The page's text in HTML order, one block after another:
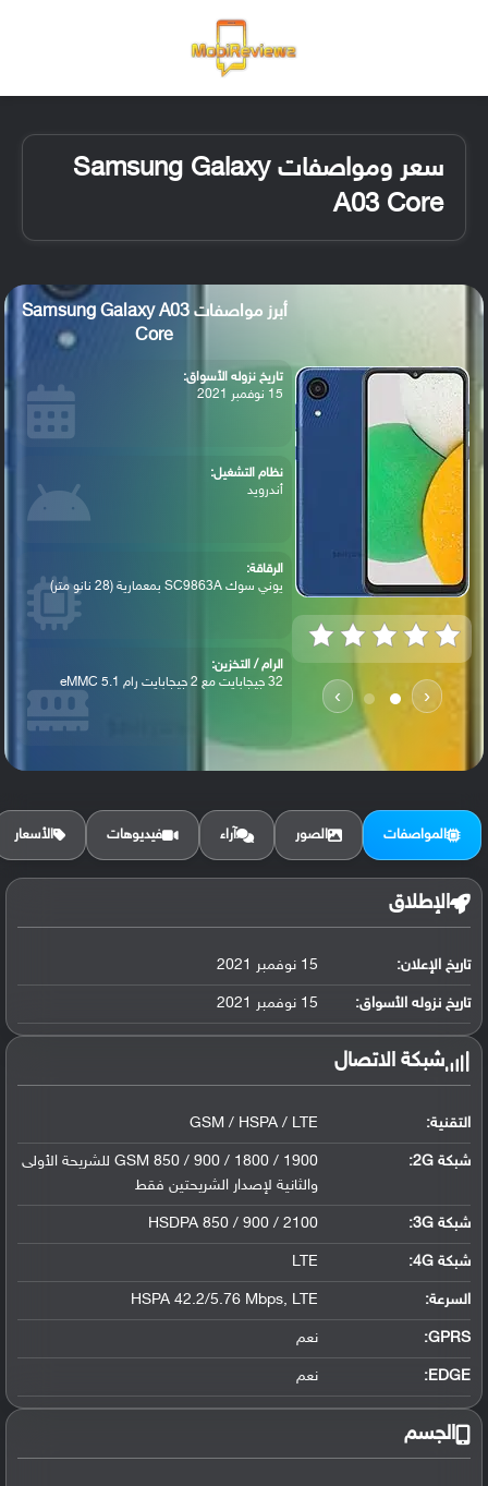
سعر ومواصفات Samsung Galaxy
A03 Core
‹
›
أبرز مواصفات Samsung Galaxy A03
Core
تاريخ نزوله الأسواق:
15 نوفمبر 2021
نظام التشغيل:
أندرويد
الرقاقة:
يوني سوك SC9863A بمعمارية (28 نانو متر)
الرام / التخزين:
32 جيجابايت مع 2 جيجابايت رام eMMC 5.1
الكاميرا الأساسية:
المواصفات الصور آراء فيديوهات الأسعار
الإطلاق
تاريخ الإعلان: 15 نوفمبر 2021
تاريخ نزوله الأسواق: 15 نوفمبر 2021
شبكة الاتصال
التقنية: GSM / HSPA / LTE
شبكة 2G:
GSM 850 / 900 / 1800 / 1900 للشريحة الأولى
والثانية لإصدار الشريحتين فقط
شبكة 3G :
HSDPA 850 / 900 / 2100
شبكة 4G :
LTE
السرعة: HSPA 42.2/5.76 Mbps, LTE
GPRS: نعم
EDGE: نعم
الجسم